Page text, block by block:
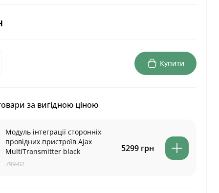
Купити
за вигідною ціною
Модуль інтеграції сторонніх
провідних пристроїв Ajax
MultiTransmitter black
799-02
5299 грн